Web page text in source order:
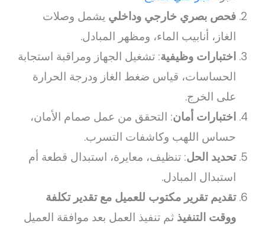
فحص بصري خارجي وداخلي يشمل وصلات
الغاز، أنابيب الماء، ومظهر المبادل.
اختبارات وظيفية: تشغيل الجهاز ومراقبة استجابة
الحساسات، قياس ضغط الغاز ودرجة الحرارة
على الخرج.
اختبارات أمان: التحقق من عمل صمام الأمان،
حساس اللهب وكاشفات التسرب.
تحديد الحل: تنظيف، معايرة، استبدال قطعة أم
استبدال المبادل.
تقديم تقرير مكتوب للعميل مع تقدير تكلفة
ووقت التنفيذ ثم تنفيذ العمل بعد موافقة العميل